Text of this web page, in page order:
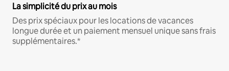
La simplicité du prix au mois
Des prix spéciaux pour les locations de vacances
longue durée et un paiement mensuel unique sans frais
supplémentaires.*